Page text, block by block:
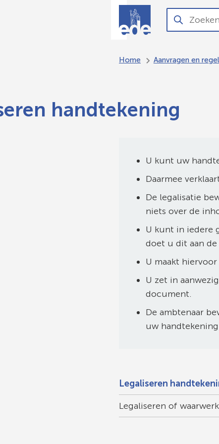
Aanvragen
en regelen
Zoeken
Wanneer
zijn
hierdoor
navigeren
omhoog
en
omlaag
Gebruik
de
enter-
toets
om
waarde
te
Home Aanvragen en
handtekening
U kunt uw
Daarmee
De legalisatie
niets over de
U kunt in iedere
doet u dit aan de
U maakt hiervoor
U zet in
document.
De ambtenaar
uw handtekening
Legaliseren
Legaliseren of